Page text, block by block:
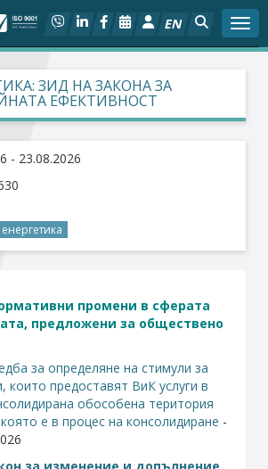
EN
ЗИД НА ЗАКОНА ЗА
ЕФЕКТИВНОСТ
- 23.08.2026
промени в сферата
, предложени за обществено
за определяне на стимули за
които предоставят ВиК услуги в
обособена територия
е в процес на консолидиране -